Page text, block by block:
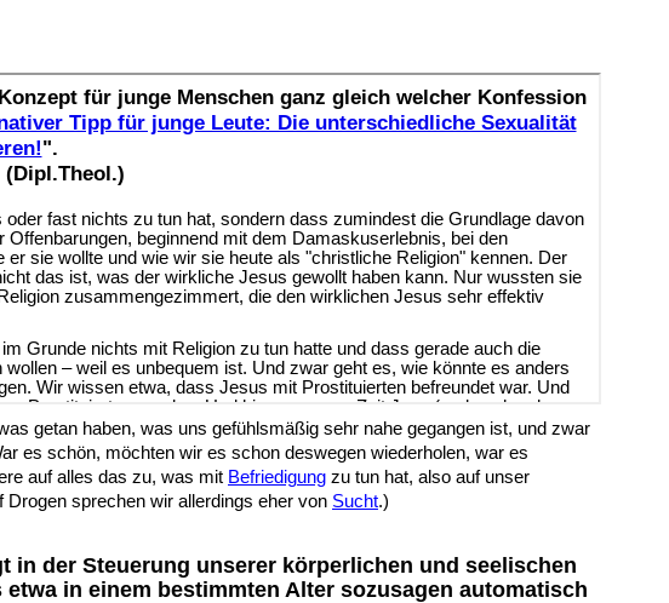
getan haben, was uns gefühlsmäßig sehr nahe gegangen ist, und zwar
es schön, möchten wir es schon deswegen wiederholen, war es
auf alles das zu, was mit Befriedigung zu tun hat, also auf unser
sprechen wir allerdings eher von Sucht.)
in der Steuerung unserer körperlichen und seelischen
in einem bestimmten Alter sozusagen automatisch